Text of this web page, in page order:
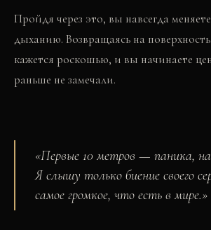
Пройдя через это, вы навсегда
дыханию. Возвращаясь на
кажется роскошью, и вы начинаете
раньше не замечали.
«Первые 10 метров — паника,
Я слышу только биение своего
самое громкое, что есть в мире.»